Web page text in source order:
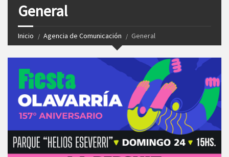
General
Inicio Agencia de Comunicación General